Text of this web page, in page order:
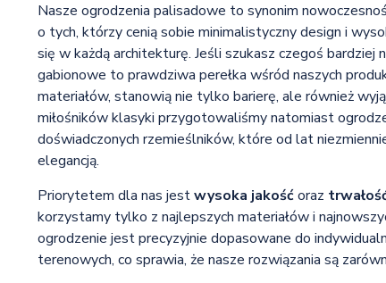
Nasze ogrodzenia palisadowe to synonim
o tych, którzy cenią sobie minimalistyczny design i
się w każdą architekturę. Jeśli szukasz czegoś bardziej
gabionowe to prawdziwa perełka wśród naszych
materiałów, stanowią nie tylko barierę, ale również
miłośników klasyki przygotowaliśmy natomiast
doświadczonych rzemieślników, które od lat
elegancją.
Priorytetem dla nas jestwysoka jakośćoraz
korzystamy tylko z najlepszych materiałów i
ogrodzenie jest precyzyjnie dopasowane do
terenowych, co sprawia, że nasze rozwiązania są